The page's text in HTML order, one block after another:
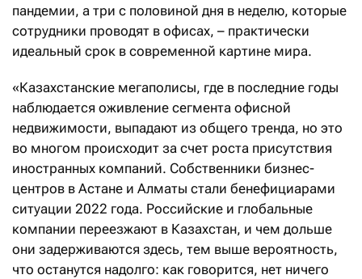
пандемии, а три с половиной дня в неделю, которые
сотрудники проводят в офисах, – практически
идеальный срок в современной картине мира.
«Казахстанские мегаполисы, где в последние годы
наблюдается оживление сегмента офисной
недвижимости, выпадают из общего тренда, но это
во многом происходит за счет роста присутствия
иностранных компаний. Собственники бизнес-
центров в Астане и Алматы стали бенефициарами
ситуации 2022 года. Российские и глобальные
компании переезжают в Казахстан, и чем дольше
они задерживаются здесь, тем выше вероятность,
что останутся надолго: как говорится, нет ничего